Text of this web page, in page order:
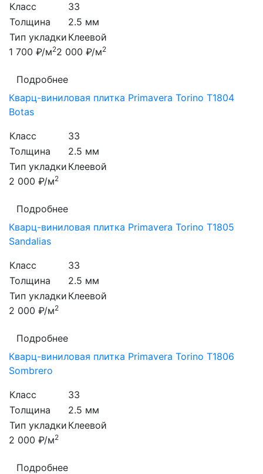
Класс
33
Толщина
2.5 мм
Тип укладки Клеевой
1 700 ₽/м22 000 ₽/м2
Подробнее
Кварц-виниловая плитка Primavera Torino T1804
Botas
Класс
33
Толщина
2.5 мм
Тип укладки Клеевой
2 000 ₽/м2
Подробнее
Кварц-виниловая плитка Primavera Torino T1805
Sandalias
Класс
33
Толщина
2.5 мм
Тип укладки Клеевой
2 000 ₽/м2
Подробнее
Кварц-виниловая плитка Primavera Torino T1806
Sombrero
Класс
33
Толщина
2.5 мм
Тип укладки Клеевой
2 000 ₽/м2
Подробнее